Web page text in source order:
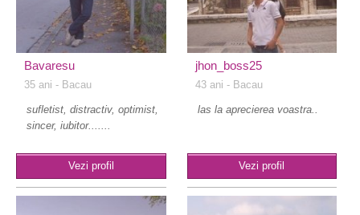
Bavaresu
35 ani - Bacau
sufletist, distractiv, optimist,
sincer, iubitor.......
Vezi profil
jhon_boss25
43 ani - Bacau
las la aprecierea voastra..
Vezi profil